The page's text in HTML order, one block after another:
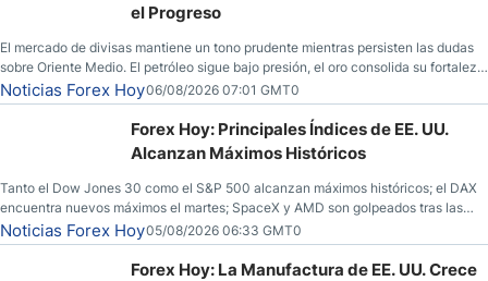
el Progreso
El mercado de divisas mantiene un tono prudente mientras persisten las dudas
sobre Oriente Medio. El petróleo sigue bajo presión, el oro consolida su fortaleza
y los operadores esperan nuevas referencias económicas desde Estados
Unidos.
Noticias Forex Hoy06/08/2026 07:01 GMT0
Forex Hoy: Principales Índices de EE. UU.
Alcanzan Máximos Históricos
Tanto el Dow Jones 30 como el S&P 500 alcanzan máximos históricos; el DAX
encuentra nuevos máximos el martes; SpaceX y AMD son golpeados tras las
llamadas de ganancias; el petróleo crudo cae por debajo de los $80 con nuevas
esperanzas; el dólar estadounidense continúa intentando estabilizarse frente al
yen; el peso mexicano ve un repunte a medida que las tasas caen en EE. UU.
Noticias Forex Hoy05/08/2026 06:33 GMT0
Forex Hoy: La Manufactura de EE. UU. Crece